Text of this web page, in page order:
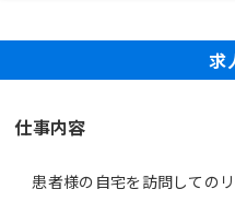
求
仕事内容
患者様の自宅を訪問しての